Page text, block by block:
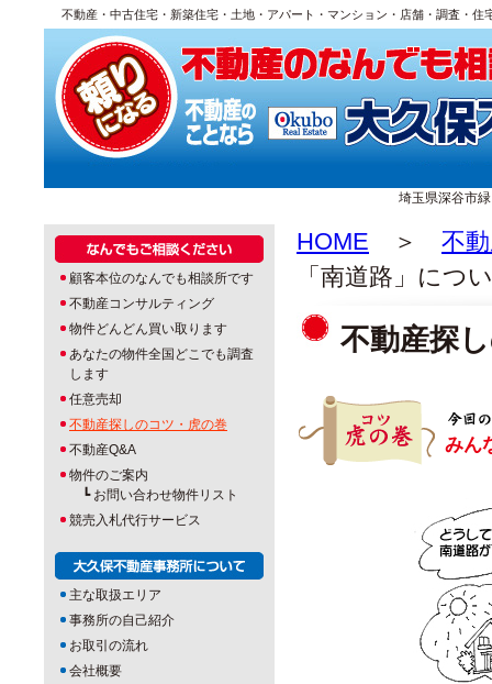
不動産・中古住宅・新築住宅・土地・アパート・マンション・店舗・調査・
埼玉県深谷市
HOME ＞ 不
「南道路」につ
不動産探
みん
顧客本位のなんでも相談所です
不動産コンサルティング
物件どんどん買い取ります
あなたの物件全国どこでも調査
します
任意売却
不動産探しのコツ・虎の巻
不動産Q&A
物件のご案内
┗ お問い合わせ物件リスト
競売入札代行サービス
主な取扱エリア
事務所の自己紹介
お取引の流れ
会社概要